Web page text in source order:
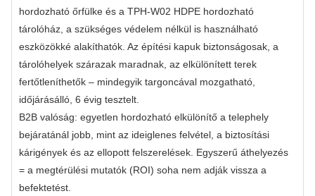
hordozható őrfülke és a TPH-W02 HDPE hordozható
tárolóház, a szükséges védelem nélkül is használható
eszközökké alakíthatók. Az építési kapuk biztonságosak, a
tárolóhelyek szárazak maradnak, az elkülönített terek
fertőtleníthetők – mindegyik targoncával mozgatható,
időjárásálló, 6 évig tesztelt.
B2B valóság: egyetlen hordozható elkülönítő a telephely
bejáratánál jobb, mint az ideiglenes felvétel, a biztosítási
kárigények és az ellopott felszerelések. Egyszerű áthelyezés
= a megtérülési mutatók (ROI) soha nem adják vissza a
befektetést.